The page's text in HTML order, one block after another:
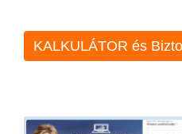
KALKULÁTOR és